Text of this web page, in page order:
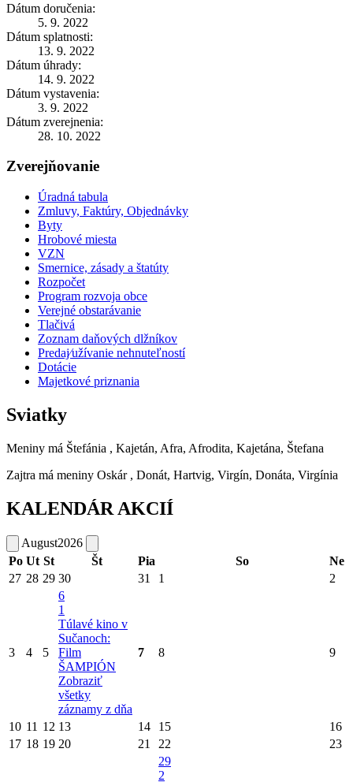
Dátum doručenia:
5. 9. 2022
Dátum splatnosti:
13. 9. 2022
Dátum úhrady:
14. 9. 2022
Dátum vystavenia:
3. 9. 2022
Dátum zverejnenia:
28. 10. 2022
Zverejňovanie
Úradná tabula
Zmluvy, Faktúry, Objednávky
Byty
Hrobové miesta
VZN
Smernice, zásady a štatúty
Rozpočet
Program rozvoja obce
Verejné obstarávanie
Tlačivá
Zoznam daňových dlžníkov
Predaj⁄užívanie nehnuteľností
Dotácie
Majetkové priznania
Sviatky
Meniny má Štefánia , Kajetán, Afra, Afrodita, Kajetána, Štefana
Zajtra má meniny Oskár , Donát, Hartvig, Virgín, Donáta, Virgínia
KALENDÁR AKCIÍ
August2026
Po Ut St Št Pia So
Ne
27 28 29 30 31 1 2
3 4 5
6
1
Túlavé kino v
Sučanoch:
Film
ŠAMPIÓN
Zobraziť
všetky
záznamy z dňa
7 8 9
10 11 12 13 14 15
16
17 18 19 20 21 22
23
29
2